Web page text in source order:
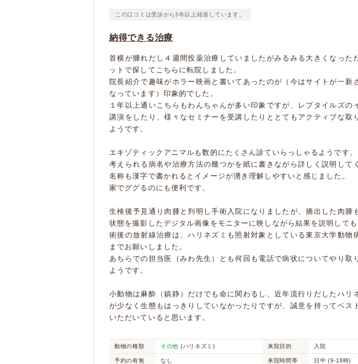
この口コミは受診から5年以上経過しています。
納得できる治療
首横が腫れだし４週間投薬治療していましたがみるみる大きくなった
ットで探してこちらに転院しました。
院長紹介で趣味がホラー映画と書いてあったのが（今はサイトが一新
なっています）印象的でした。
１年以上通いこちらもわんちゃんが多い印象ですが、レプタイルズの
講演をしたり、様々なセミナーを受講したりととてもアクティブな取
ようです。
エキゾティックアニマルも数的にたくさん診ていらっしゃるようです。
考えられる病名や治療方法の幾つかを紙に書きながら詳しく説明して
名称も漢字で書かれるとイメージが湧き理解しやすいと感じました。
家でググるのにも便利です。
生検後予見通り肉腫と判明し手術入院になりましたが、摘出した肉腫
状態を撮影したデジタル画像をモニターに映しながら結果を説明しても
術後の放射線治療は、ハリネズミも照射対象としている東京大学動物
までお願いしました。
あちらでの担当医（みわ先生）とも何回も電話で病状についてやり取
ようです。
小動物は麻酔（鎮静）だけでも命に関わるし、近年流行りだしたハリ
が少なく生態もはっきりしていなかったりですが、誠意を持ってベス
いただいていると思います。
動物の種類 その他 (ハリネズミ) 来院目的 入院
予約の有無 なし 来院時間帯 日中 (9-18時)